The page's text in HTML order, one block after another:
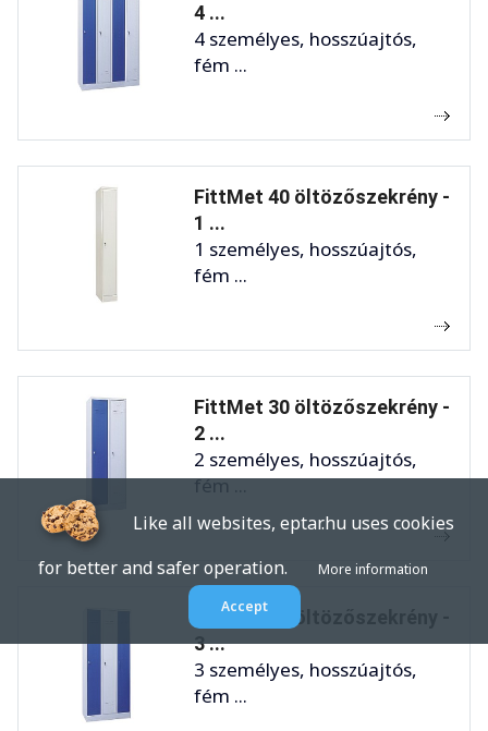
4 ...
4 személyes, hosszúajtós,
fém ...
FittMet 40 öltözőszekrény -
1 ...
1 személyes, hosszúajtós,
fém ...
FittMet 30 öltözőszekrény -
2 ...
2 személyes, hosszúajtós,
fém ...
FittMet 25 öltözőszekrény -
3 ...
3 személyes, hosszúajtós,
fém ...
Like all websites, eptar.hu uses cookies
for better and safer operation.
More information
Accept